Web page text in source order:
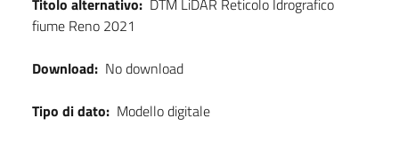
Titolo alternativo: DTM LiDAR Reticolo Idrografico
fiume Reno 2021
Download: No download
Tipo di dato: Modello digitale